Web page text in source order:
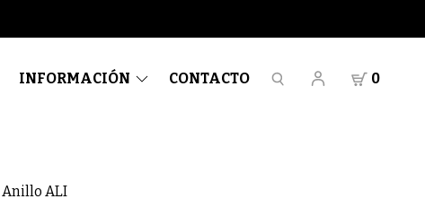
INFORMACIÓN CONTACTO 0
Anillo ALI